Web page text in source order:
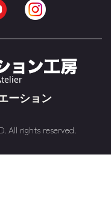
All rights reserved.